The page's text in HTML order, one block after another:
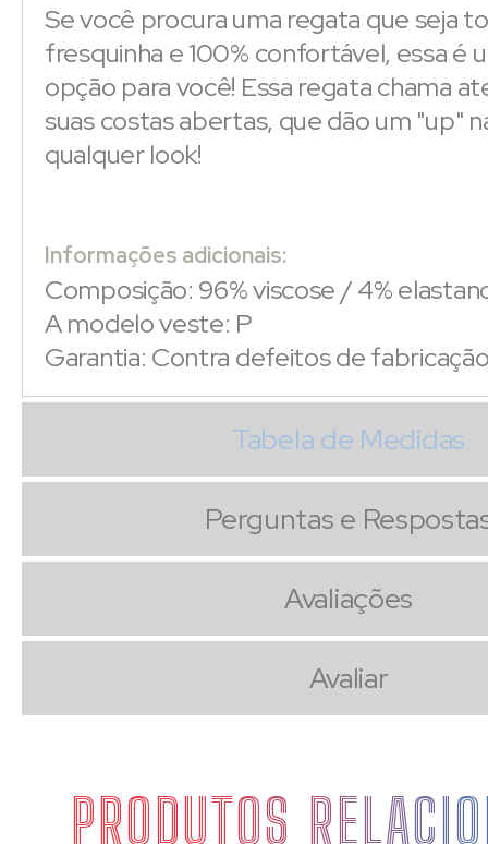
Se você procura uma regata que seja
fresquinha e 100% confortável, essa é
opção para você! Essa regata chama
suas costas abertas, que dão um "up"
qualquer look!
Informações adicionais:
Composição: 96% viscose / 4%
A modelo veste: P
Garantia: Contra defeitos de
Tabela de Medidas
Perguntas e
Avaliações
Avaliar
PRODUTOS